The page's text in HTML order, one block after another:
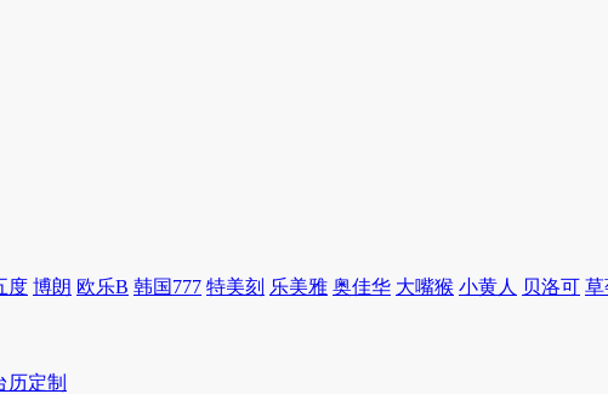
度 博朗 欧乐B 韩国777 特美刻 乐美雅 奥佳华 大嘴猴 小黄人 贝洛可 草
历定制